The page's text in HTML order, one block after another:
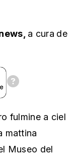
a cura de
fulmine a ciel
mattina
Museo del